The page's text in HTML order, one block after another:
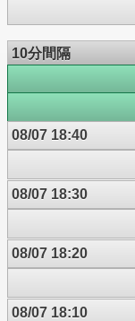
10分間隔
08/07 18:40
08/07 18:30
08/07 18:20
08/07 18:10